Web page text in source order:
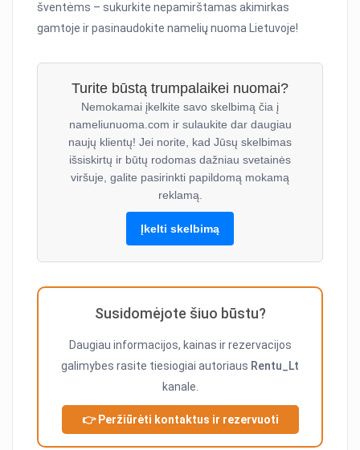
šventėms – sukurkite nepamirštamas akimirkas
gamtoje ir pasinaudokite namelių nuoma Lietuvoje!
Turite būstą trumpalaikei nuomai?
Nemokamai įkelkite savo skelbimą čia į
nameliunuoma.com ir sulaukite dar daugiau
naujų klientų! Jei norite, kad Jūsų skelbimas
išsiskirtų ir būtų rodomas dažniau svetainės
viršuje, galite pasirinkti papildomą mokamą
reklamą.
Įkelti skelbimą
Susidomėjote šiuo būstu?
Daugiau informacijos, kainas ir rezervacijos
galimybes rasite tiesiogiai autoriaus Rentu_Lt
kanale.
👉 Peržiūrėti kontaktus ir rezervuoti